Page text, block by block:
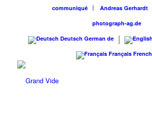
communiqué Andreas Gerhardt
photograph-ag.de
Deutsch German de
Français French